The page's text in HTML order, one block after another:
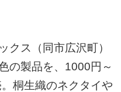
クス（同市広沢町）
の製品を、1000円～
桐生織のネクタイや